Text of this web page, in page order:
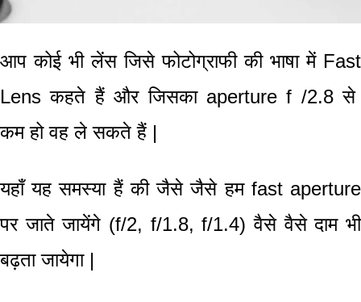
आप कोई भी लेंस जिसेफोटोग्राफीकी भाषा में Fast
Lensकहते हैं और जिसका aperture f /2.8 से
कम हो वह ले सकते हैं |
यहाँ यह समस्या हैं की जैसे जैसे हम fast aperture
पर जाते जायेंगे (f/2, f/1.8, f/1.4) वैसे वैसे दाम भी
बढ़ता जायेगा |